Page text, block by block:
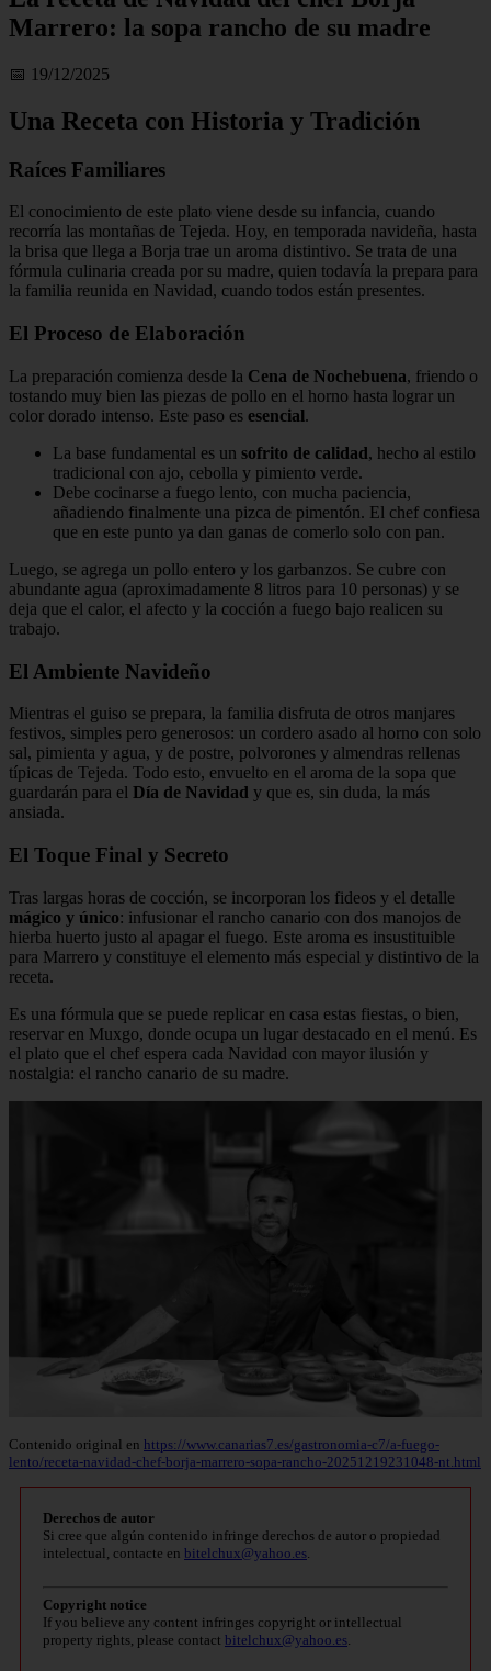
Marrero: la sopa rancho de su madre
📅 19/12/2025
Una Receta con Historia y Tradición
Raíces Familiares
El conocimiento de este plato viene desde su infancia, cuando
recorría las montañas de Tejeda. Hoy, en temporada navideña, hasta
la brisa que llega a Borja trae un aroma distintivo. Se trata de una
fórmula culinaria creada por su madre, quien todavía la prepara para
la familia reunida en Navidad, cuando todos están presentes.
El Proceso de Elaboración
La preparación comienza desde la Cena de Nochebuena, friendo o
tostando muy bien las piezas de pollo en el horno hasta lograr un
color dorado intenso. Este paso es esencial.
La base fundamental es un sofrito de calidad, hecho al estilo
tradicional con ajo, cebolla y pimiento verde.
Debe cocinarse a fuego lento, con mucha paciencia,
añadiendo finalmente una pizca de pimentón. El chef confiesa
que en este punto ya dan ganas de comerlo solo con pan.
Luego, se agrega un pollo entero y los garbanzos. Se cubre con
abundante agua (aproximadamente 8 litros para 10 personas) y se
deja que el calor, el afecto y la cocción a fuego bajo realicen su
trabajo.
El Ambiente Navideño
Mientras el guiso se prepara, la familia disfruta de otros manjares
festivos, simples pero generosos: un cordero asado al horno con solo
sal, pimienta y agua, y de postre, polvorones y almendras rellenas
típicas de Tejeda. Todo esto, envuelto en el aroma de la sopa que
guardarán para el Día de Navidad y que es, sin duda, la más
ansiada.
El Toque Final y Secreto
Tras largas horas de cocción, se incorporan los fideos y el detalle
mágico y único: infusionar el rancho canario con dos manojos de
hierba huerto justo al apagar el fuego. Este aroma es insustituible
para Marrero y constituye el elemento más especial y distintivo de la
receta.
Es una fórmula que se puede replicar en casa estas fiestas, o bien,
reservar en Muxgo, donde ocupa un lugar destacado en el menú. Es
el plato que el chef espera cada Navidad con mayor ilusión y
nostalgia: el rancho canario de su madre.
Contenido original en https://www.canarias7.es/gastronomia-c7/a-fuego-
lento/receta-navidad-chef-borja-marrero-sopa-rancho-20251219231048-nt.html
Derechos de autor
Si cree que algún contenido infringe derechos de autor o propiedad
intelectual, contacte en bitelchux@yahoo.es
Copyright notice
If you believe any content infringes copyright or intellectual
property rights, please contact bitelchux@yahoo.es